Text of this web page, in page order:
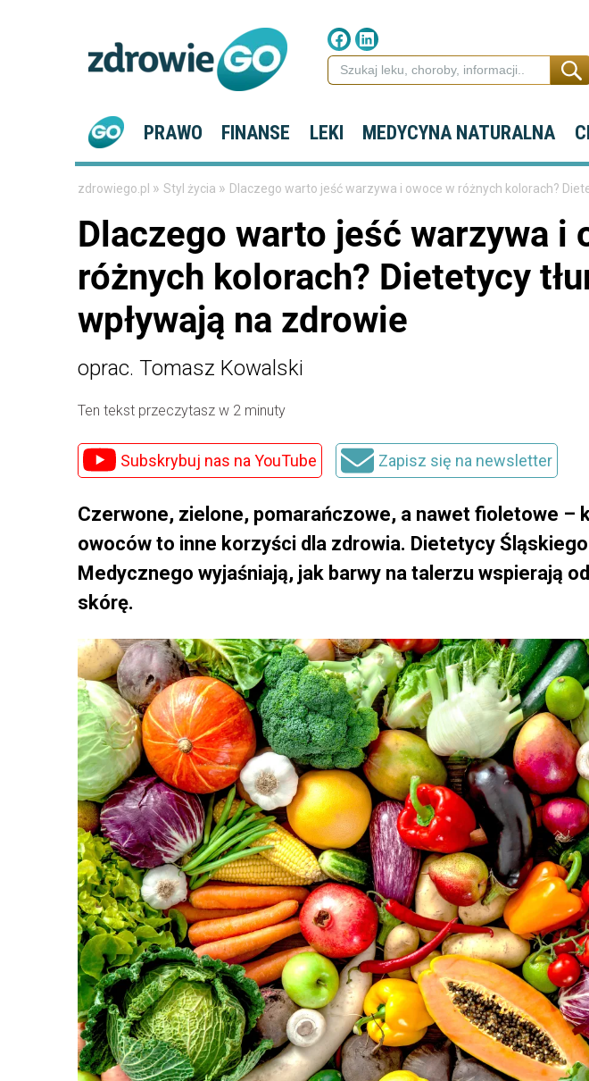
PRAWO FINANSE LEKI MEDYCYNA NATURALNA
zdrowiego.pl » Styl życia » Dlaczego warto jeść warzywa i owoce w różnych kolorach?
Dlaczego warto jeść warzywa i
różnych kolorach? Dietetycy
wpływają na zdrowie
oprac. Tomasz Kowalski
Ten tekst przeczytasz w 2 minuty
Subskrybuj nas na YouTube Zapisz się na newsletter
Czerwone, zielone, pomarańczowe, a nawet fioletowe –
owoców to inne korzyści dla zdrowia. Dietetycy
Medycznego wyjaśniają, jak barwy na talerzu wspierają
skórę.